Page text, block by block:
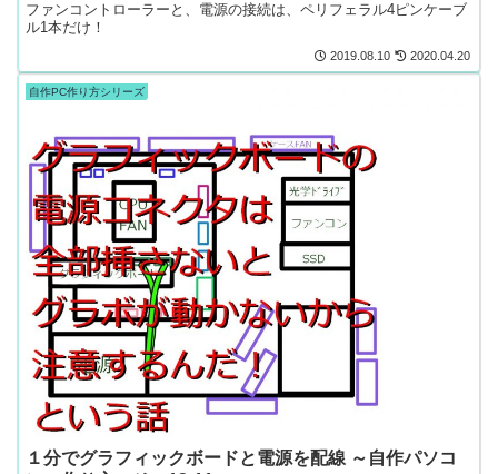
ファンコントローラーと、電源の接続は、ペリフェラル4ピンケーブ
ル1本だけ！
2019.08.10 2020.04.20
自作PC作り方シリーズ
１分でグラフィックボードと電源を配線 ～自作パソコ